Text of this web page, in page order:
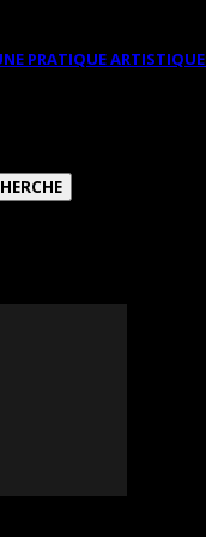
PRATIQUE